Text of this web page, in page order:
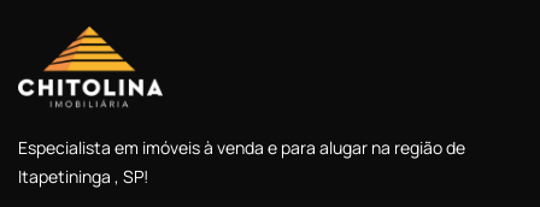
Especialista em imóveis à venda e para alugar na região de
Itapetininga , SP!